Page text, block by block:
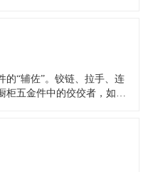
据图纸要求选择合适的板
的“辅佐”。铰链、拉手、连
五金件中的佼佼者，如果
都站不直……五花八门的橱